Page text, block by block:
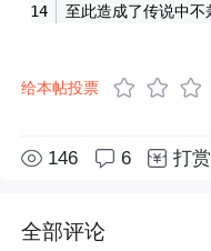
至此造成了传说中不
给本帖投票
146 6 打赏
全部评论